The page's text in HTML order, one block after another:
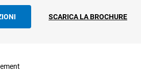
SCARICA LA BROCHURE